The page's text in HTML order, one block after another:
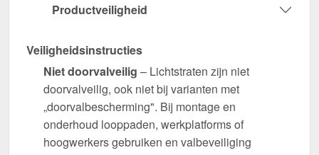
Productveiligheid
Veiligheidsinstructies
Niet doorvalveilig – Lichtstraten zijn niet
doorvalveilig, ook niet bij varianten met
„doorvalbescherming". Bij montage en
onderhoud looppaden, werkplatforms of
hoogwerkers gebruiken en valbeveiliging